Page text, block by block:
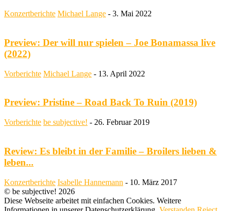
Konzertberichte Michael Lange - 3. Mai 2022
Preview: Der will nur spielen – Joe Bonamassa live
(2022)
Vorberichte Michael Lange - 13. April 2022
Preview: Pristine – Road Back To Ruin (2019)
Vorberichte be subjective! - 26. Februar 2019
Review: Es bleibt in der Familie – Broilers lieben &
leben...
Konzertberichte Isabelle Hannemann - 10. März 2017
© be subjective! 2026
Diese Webseite arbeitet mit einfachen Cookies. Weitere